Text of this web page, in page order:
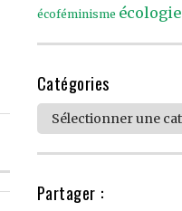
écoféminisme écologie
Catégories
Catégories
Partager :